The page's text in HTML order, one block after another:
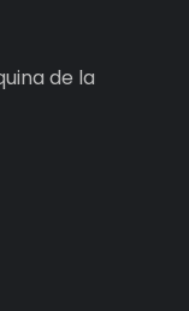
de la